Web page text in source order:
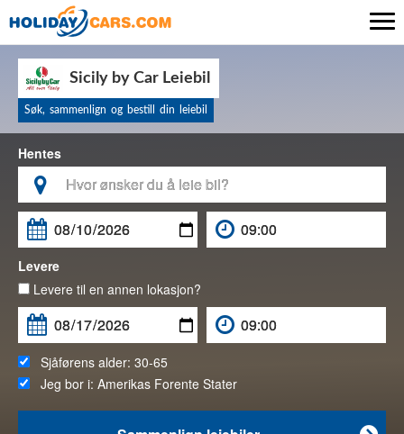
Sicily by Car Leiebil
Søk, sammenlign og bestill din leiebil
Hentes


Levere
Levere til en annen lokasjon?
Sjåførens alder: 30-65
Jeg bor i: Amerikas Forente Stater